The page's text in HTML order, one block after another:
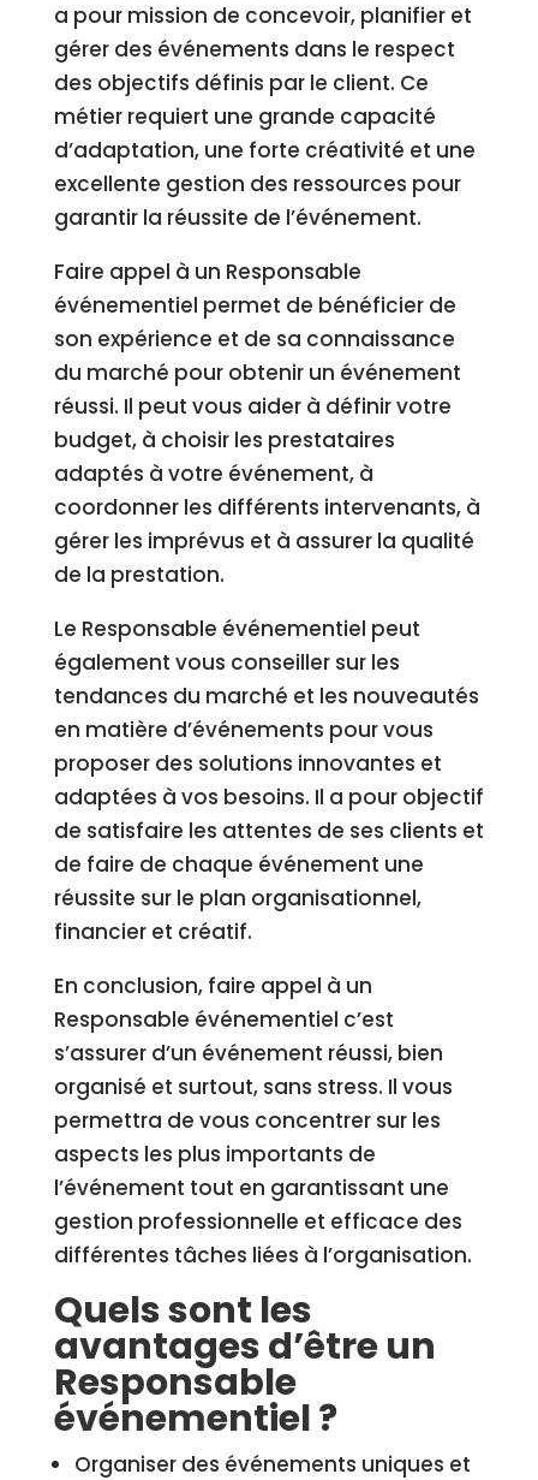
a pour mission de concevoir, planifier et
gérer des événements dans le respect
des objectifs définis par le client. Ce
métier requiert une grande capacité
d’adaptation, une forte créativité et une
excellente gestion des ressources pour
garantir la réussite de l’événement.
Faire appel à un Responsable
événementiel permet de bénéficier de
son expérience et de sa connaissance
du marché pour obtenir un événement
réussi. Il peut vous aider à définir votre
budget, à choisir les prestataires
adaptés à votre événement, à
coordonner les différents intervenants, à
gérer les imprévus et à assurer la qualité
de la prestation.
Le Responsable événementiel peut
également vous conseiller sur les
tendances du marché et les nouveautés
en matière d’événements pour vous
proposer des solutions innovantes et
adaptées à vos besoins. Il a pour objectif
de satisfaire les attentes de ses clients et
de faire de chaque événement une
réussite sur le plan organisationnel,
financier et créatif.
En conclusion, faire appel à un
Responsable événementiel c’est
s’assurer d’un événement réussi, bien
organisé et surtout, sans stress. Il vous
permettra de vous concentrer sur les
aspects les plus importants de
l’événement tout en garantissant une
gestion professionnelle et efficace des
différentes tâches liées à l’organisation.
Quels sont les
avantages d’être un
Responsable
événementiel ?
Organiser des événements uniques et